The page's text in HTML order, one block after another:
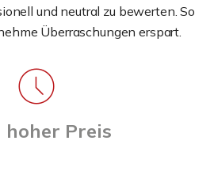
und neutral zu bewerten. So
Überraschungen erspart.
Preis